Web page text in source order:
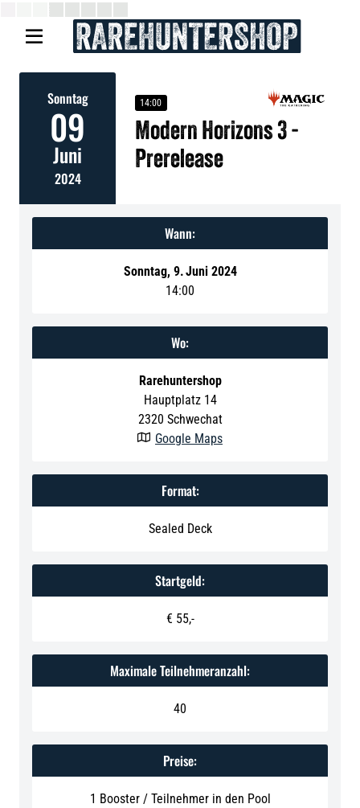

Sonntag
09
Juni
2024
14:00
Modern Horizons 3 -
Prerelease
Wann:
Sonntag, 9.Juni 2024
14:00
Wo:
Rarehuntershop
Hauptplatz 14
2320 Schwechat
 Google Maps
Format:
Sealed Deck
Startgeld:
€ 55,-
Maximale Teilnehmeranzahl:
40
Preise:
1 Booster / Teilnehmer in den Pool